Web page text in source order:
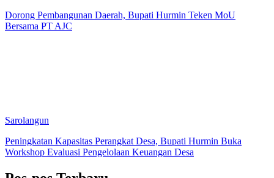
Dorong Pembangunan Daerah, Bupati Hurmin Teken MoU
Bersama PT AJC
Sarolangun
Peningkatan Kapasitas Perangkat Desa, Bupati Hurmin Buka
Workshop Evaluasi Pengelolaan Keuangan Desa